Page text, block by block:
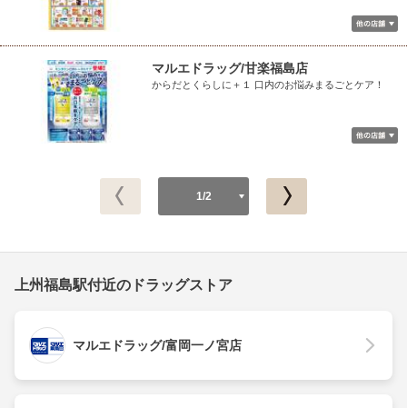
マルエドラッグ/甘楽福島店
からだとくらしに＋１ 口内のお悩みまるごとケア！
1/2
上州福島駅付近のドラッグストア
マルエドラッグ/富岡一ノ宮店